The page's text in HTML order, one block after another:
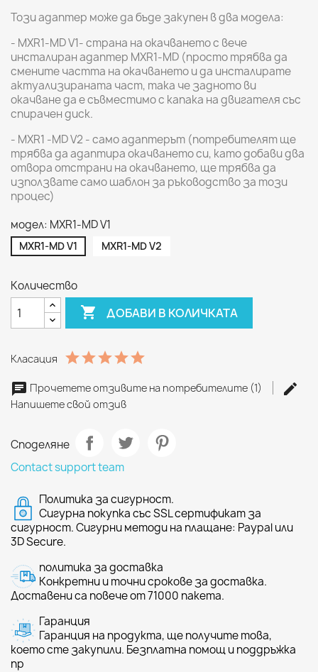
Този адаптер може да бъде закупен в два модела:
- MXR1-MD V1- страна на окачването с вече
инсталиран адаптер MXR1-MD (просто трябва да
смените частта на окачването и да инсталирате
актуализираната част, така че задното ви
окачване да е съвместимо с капака на двигателя със
спирачен диск.
- MXR1 -MD V2 - само адаптерът (потребителят ще
трябва да адаптира окачването си, като добави два
отвора отстрани на окачването, ще трябва да
използвате само шаблон за ръководство за този
процес)
модел: MXR1-MD V1
MXR1-MD V1 MXR1-MD V2
Количество
 ДОБАВИ В КОЛИЧКАТА
Класация
Прочетете отзивите на потребителите (1)
Напишете свой отзив
Споделяне
Contact support team
Политика за сигурност.
Сигурна покупка със SSL сертификат за
сигурност. Сигурни методи на плащане: Paypal или
3D Secure.
политика за доставка
Конкретни и точни срокове за доставка.
Доставени са повече от 71000 пакета.
Гаранция
Гаранция на продукта, ще получите това,
което сте закупили. Безплатна помощ и поддръжка
пр